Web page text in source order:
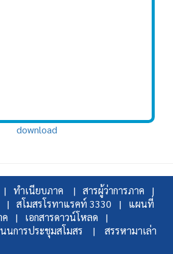
download
| ทำเนียบภาค |
สารผู้ว่าการภาค |
|
สโมสรโรทาแรคท์ 3330 |
แผนที่
ค |
เอกสารดาวน์โหลด |
นนการประชุมสโมสร | สรรหามาเล่า